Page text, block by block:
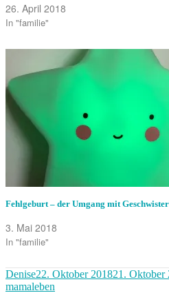
26. April 2018
In "familie"
Fehlgeburt – der Umgang mit
3. Mai 2018
In "familie"
Autor
DeniseVeröffentlicht
am
22. Oktober 201821. Oktober
mamaleben